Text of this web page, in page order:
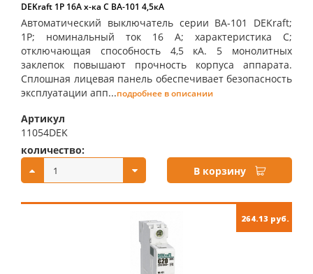
DEKraft 1Р 16А х-ка C ВА-101 4,5кА
Автоматический выключатель серии ВА-101 DEKraft;
1P; номинальный ток 16 А; характеристика С;
отключающая способность 4,5 кА. 5 монолитных
заклепок повышают прочность корпуса аппарата.
Сплошная лицевая панель обеспечивает безопасность
эксплуатации апп...подробнее в описании
Артикул
11054DEK
количество:
В корзину
264.13 руб.